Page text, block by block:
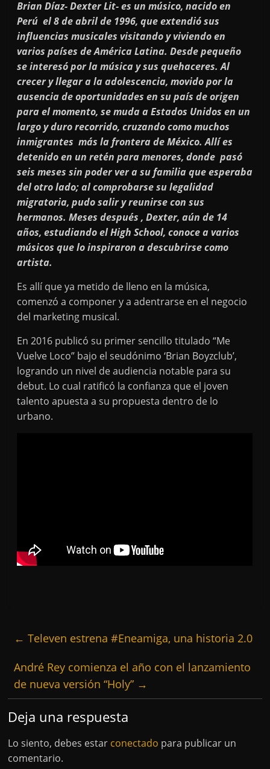
Brian Díaz- Dexter Lit- es un músico, nacido en
Perú el 8 de abril de 1996, que extendió sus
influencias musicales visitando y viviendo en
varios países de América Latina. Desde pequeño
se interesó por la música y sus quehaceres. Al
crecer y llegar a la adolescencia, movido por la
ausencia de oportunidades en su país de origen
para el momento, se muda a Estados Unidos en un
largo y duro recorrido, cruzando como muchos
inmigrantes más la frontera de México. Allí es
detenido en un retén para menores, donde pasó
seis meses sin poder ver a su familia que esperaba
del otro lado; al comprobarse su legalidad
migratoria, pudo salir y reunirse con sus
hermanos. Meses después , Dexter, aún de 14
años, estudiando el High School, conoce a varios
músicos que lo inspiraron a descubrirse como
artista.
Es allí que ya metido de lleno en la música,
comenzó a componer y a adentrarse en el negocio
del marketing musical.
En 2016 publicó su primer sencillo titulado “Me
Vuelve Loco” bajo el seudónimo ‘Brian Boyzclub’,
logrando un nivel de audiencia notable para su
debut. Lo cual ratificó la confianza que el joven
talento apuesta a su propuesta dentro de lo
urbano.
← Televen estrena #Eneamiga, una historia 2.0
André Rey comienza el año con el lanzamiento
de nueva versión “Holy” →
Deja una respuesta
Lo siento, debes estar conectado para publicar un
comentario.